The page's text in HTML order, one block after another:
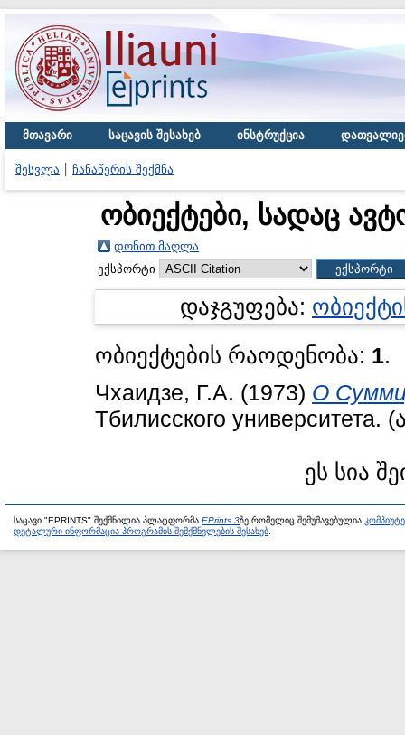
მთავარი საცავის შესახებ ინსტრუქცია
შესვლა ჩანაწერის შექმნა
ობიექტები, სადაც
დონით მაღლა
ექსპორტი
დაჯგუფება:
ობიექტების რაოდენობა: 1.
Чхаидзе, Г.А. (1973) О
Тбилисского
ეს სია
საცავი "EPRINTS" შექმნილია პლატფორმა EPrints 3ზე რომელიც შემუშავებულია
დეტალური ინფორმაცია პროგრამის შემქმნელების შესახებ